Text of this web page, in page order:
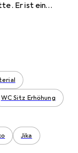
Er ist ein
WC Sitz Erhöhung
Jika